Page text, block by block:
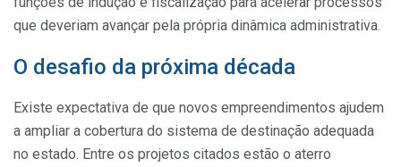
que deveriam avançar pela própria dinâmica administrativa.
O desafio da próxima década
Existe expectativa de que novos empreendimentos ajudem
a ampliar a cobertura do sistema de destinação adequada
no estado. Entre os projetos citados estão o aterro